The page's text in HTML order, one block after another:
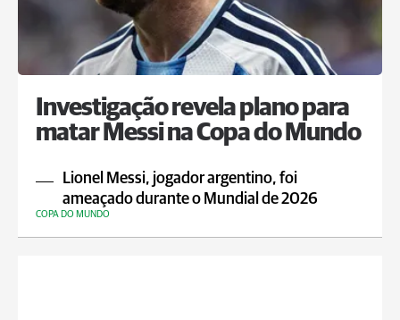
Investigação revela plano para
matar Messi na Copa do Mundo
Lionel Messi, jogador argentino, foi
ameaçado durante o Mundial de 2026
COPA DO MUNDO